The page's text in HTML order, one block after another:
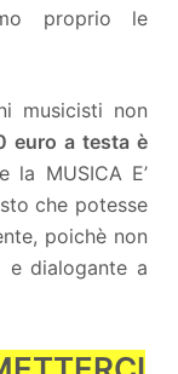
proprio le
musicisti non
euro a testa è
la MUSICA E’
che potesse
poichè non
dialogante a